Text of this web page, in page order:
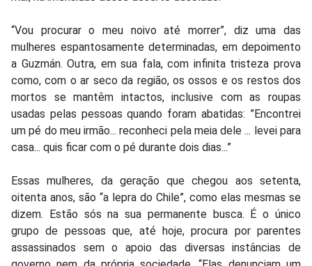
“Vou procurar o meu noivo até morrer”, diz uma das
mulheres espantosamente determinadas, em depoimento
a Guzmán. Outra, em sua fala, com infinita tristeza prova
como, com o ar seco da região, os ossos e os restos dos
mortos se mantêm intactos, inclusive com as roupas
usadas pelas pessoas quando foram abatidas: ”Encontrei
um pé do meu irmão... reconheci pela meia dele ... levei para
casa... quis ficar com o pé durante dois dias...”
Essas mulheres, da geração que chegou aos setenta,
oitenta anos, são “a lepra do Chile”, como elas mesmas se
dizem. Estão sós na sua permanente busca. É o único
grupo de pessoas que, até hoje, procura por parentes
assassinados sem o apoio das diversas instâncias de